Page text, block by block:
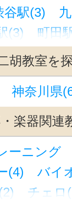
谷駅(3)
(3)
町田
駅(3)
銀
駅(3)
代
駅(3)
が丘駅(東
(3)
奥沢
駅(3)
若
京急蒲
御徒町駅(1)
胡教室を
神奈川県
楽器関連
ーニング
(4)
バイ
チェロ